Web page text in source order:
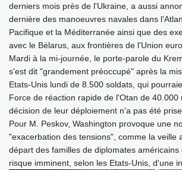
derniers mois près de l'Ukraine, a aussi
dernière des manoeuvres navales dans
Pacifique et la Méditerranée ainsi que des
avec le Bélarus, aux frontières de l'Union
Mardi à la mi-journée, le porte-parole du
s'est dit "grandement préoccupé" après la
Etats-Unis lundi de 8.500 soldats, qui
Force de réaction rapide de l'Otan de 40.000
décision de leur déploiement n'a pas été prise.
Pour M. Peskov, Washington provoque une
"exacerbation des tensions", comme la veille
départ des familles de diplomates américains
risque imminent, selon les Etats-Unis, d'une